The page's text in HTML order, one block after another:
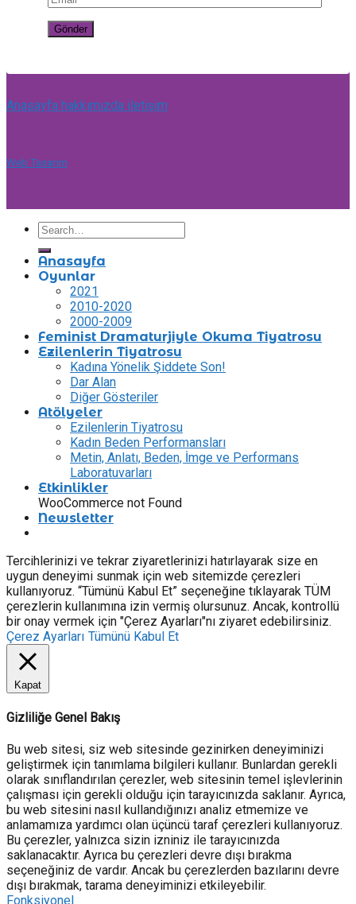
Anasayfa hakkımızda iletişim
Web Tasarım
Anasayfa
Oyunlar
2021
2010-2020
2000-2009
Feminist Dramaturjiyle Okuma Tiyatrosu
Ezilenlerin Tiyatrosu
Kadına Yönelik Şiddete Son!
Dar Alan
Diğer Gösteriler
Atölyeler
Ezilenlerin Tiyatrosu
Kadın Beden Performansları
Metin, Anlatı, Beden, İmge ve Performans
Laboratuvarları
Etkinlikler
WooCommerce not Found
Newsletter
Tercihlerinizi ve tekrar ziyaretlerinizi hatırlayarak size en
uygun deneyimi sunmak için web sitemizde çerezleri
kullanıyoruz. “Tümünü Kabul Et” seçeneğine tıklayarak TÜM
çerezlerin kullanımına izin vermiş olursunuz. Ancak, kontrollü
bir onay vermek için "Çerez Ayarları"nı ziyaret edebilirsiniz.
Çerez Ayarları Tümünü Kabul Et
Kapat
Gizliliğe Genel Bakış
Bu web sitesi, siz web sitesinde gezinirken deneyiminizi
geliştirmek için tanımlama bilgileri kullanır. Bunlardan gerekli
olarak sınıflandırılan çerezler, web sitesinin temel işlevlerinin
çalışması için gerekli olduğu için tarayıcınızda saklanır. Ayrıca,
bu web sitesini nasıl kullandığınızı analiz etmemize ve
anlamamıza yardımcı olan üçüncü taraf çerezleri kullanıyoruz.
Bu çerezler, yalnızca sizin izniniz ile tarayıcınızda
saklanacaktır. Ayrıca bu çerezleri devre dışı bırakma
seçeneğiniz de vardır. Ancak bu çerezlerden bazılarını devre
dışı bırakmak, tarama deneyiminizi etkileyebilir.
Fonksiyonel